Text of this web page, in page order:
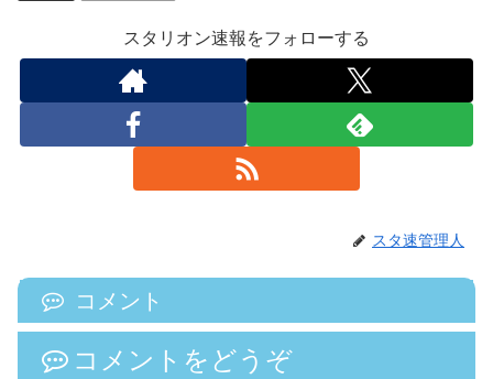
スタリオン速報をフォローする
スタ速管理人
コメント
コメントをどうぞ